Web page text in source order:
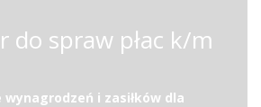
do spraw płac k/m
wynagrodzeń i zasiłków dla